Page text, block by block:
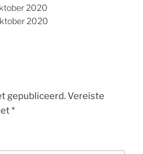
2020
2020
gepubliceerd.Vereiste
*